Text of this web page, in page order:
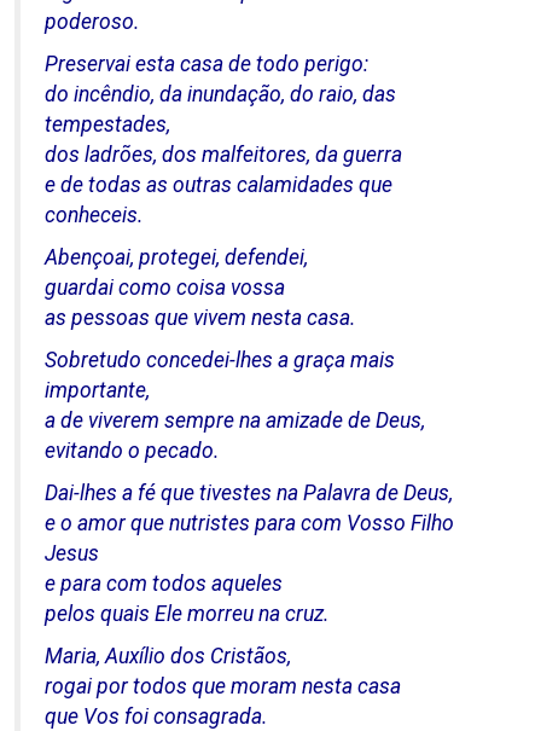
poderoso.
Preservai esta casa de todo perigo:
do incêndio, da inundação, do raio, das
tempestades,
dos ladrões, dos malfeitores, da guerra
e de todas as outras calamidades que
conheceis.
Abençoai, protegei, defendei,
guardai como coisa vossa
as pessoas que vivem nesta casa.
Sobretudo concedei-lhes a graça mais
importante,
a de viverem sempre na amizade de Deus,
evitando o pecado.
Dai-lhes a fé que tivestes na Palavra de Deus,
e o amor que nutristes para com Vosso Filho
Jesus
e para com todos aqueles
pelos quais Ele morreu na cruz.
Maria, Auxílio dos Cristãos,
rogai por todos que moram nesta casa
que Vos foi consagrada.